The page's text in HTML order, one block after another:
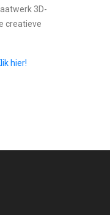
3D-
creatieve
hier!